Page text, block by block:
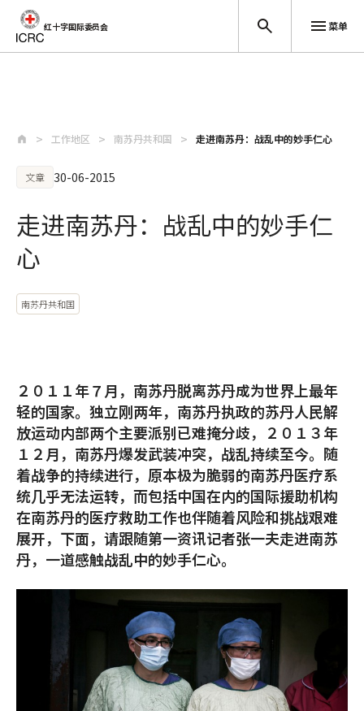
红十字国际委员会 菜单
工作地区 南苏丹共和国 走进南苏丹：战乱中的妙手仁心
文章 30-06-2015
走进南苏丹：战乱中的妙手仁
心
南苏丹共和国
２０１１年７月，南苏丹脱离苏丹成为世界上最年
轻的国家。独立刚两年，南苏丹执政的苏丹人民解
放运动内部两个主要派别已难掩分歧，２０１３年
１２月，南苏丹爆发武装冲突，战乱持续至今。随
着战争的持续进行，原本极为脆弱的南苏丹医疗系
统几乎无法运转，而包括中国在内的国际援助机构
在南苏丹的医疗救助工作也伴随着风险和挑战艰难
展开，下面，请跟随第一资讯记者张一夫走进南苏
丹，一道感触战乱中的妙手仁心。